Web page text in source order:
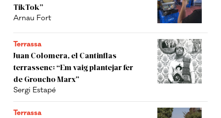
TikTok”
Arnau Fort
Terrassa
Juan Colomera, el Cantinflas
terrassenc: “Em vaig plantejar fer
de Groucho Marx”
Sergi Estapé
Terrassa